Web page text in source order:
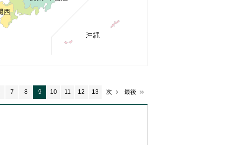
7 8 9 10 11 12 13 次 最後